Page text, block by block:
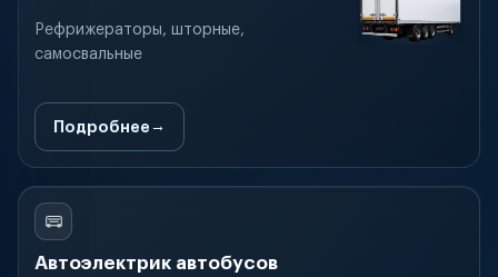
Рефрижераторы, шторные,
самосвальные
Подробнее
Автоэлектрик автобусов